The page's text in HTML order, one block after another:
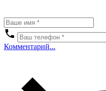
Комментарий...